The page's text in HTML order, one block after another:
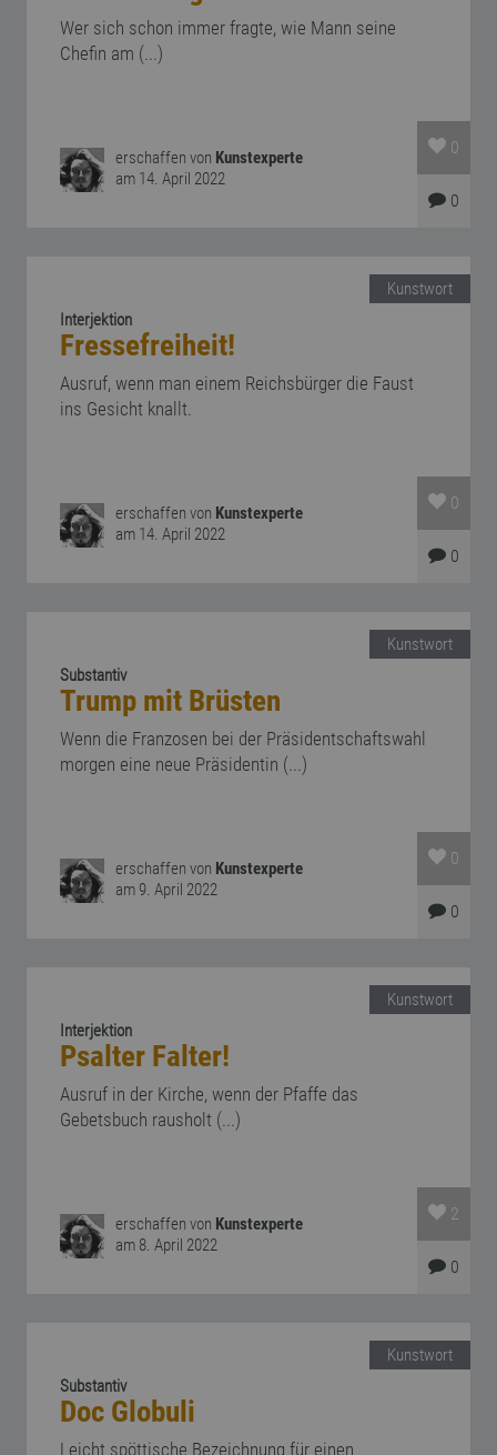
Wer sich schon immer fragte, wie Mann seine
Chefin am (...)
erschaffen von Kunstexperte
am 14. April 2022
0
0
Kunstwort
Interjektion
Fressefreiheit!
Ausruf, wenn man einem Reichsbürger die Faust
ins Gesicht knallt.
erschaffen von Kunstexperte
am 14. April 2022
0
0
Kunstwort
Substantiv
Trump mit Brüsten
Wenn die Franzosen bei der Präsidentschaftswahl
morgen eine neue Präsidentin (...)
erschaffen von Kunstexperte
am 9. April 2022
0
0
Kunstwort
Interjektion
Psalter Falter!
Ausruf in der Kirche, wenn der Pfaffe das
Gebetsbuch rausholt (...)
erschaffen von Kunstexperte
am 8. April 2022
2
0
Kunstwort
Substantiv
Doc Globuli
Leicht spöttische Bezeichnung für einen